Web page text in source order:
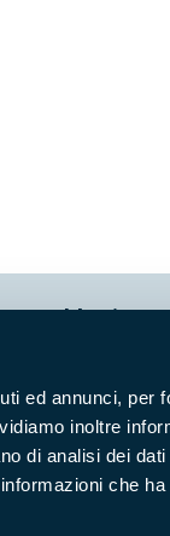
ed annunci, per
inoltre
di analisi dei
che
Naviga
Enti di
Storie
Prodotti